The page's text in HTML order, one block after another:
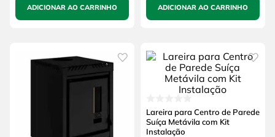
ADICIONAR AO CARRINHO ADICIONAR AO CARRINHO
Lareira para Centro de Parede
Suíça Metávila com Kit
Instalação